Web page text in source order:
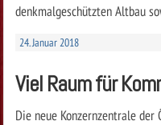
denkmalgeschützten Altbau
24. Januar 2018
Viel Raum für
Die neue Konzernzentrale der